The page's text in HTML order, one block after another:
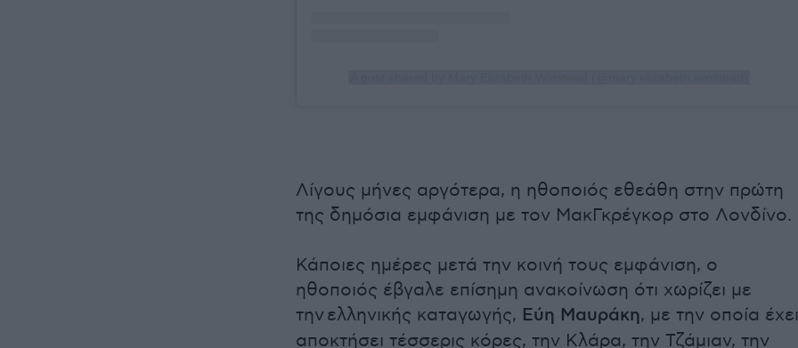
Λίγους μήνες αργότερα, η ηθοποιός εθεάθη στην πρώτη
της δημόσια εμφάνιση με τον ΜακΓκρέγκορ στο Λονδίνο.
Κάποιες ημέρες μετά την κοινή τους εμφάνιση, ο
ηθοποιός έβγαλε επίσημη ανακοίνωση ότι χωρίζει με
τηνελληνικής καταγωγής, Εύη Μαυράκη, με την οποία έχει
αποκτήσει τέσσερις κόρες, την Κλάρα, την Τζάμιαν, την